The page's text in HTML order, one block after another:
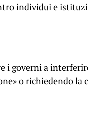
individui e
i governi a
o richiedendo